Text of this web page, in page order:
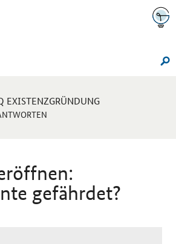
EXISTENZGRÜNDUNG
gefährdet?